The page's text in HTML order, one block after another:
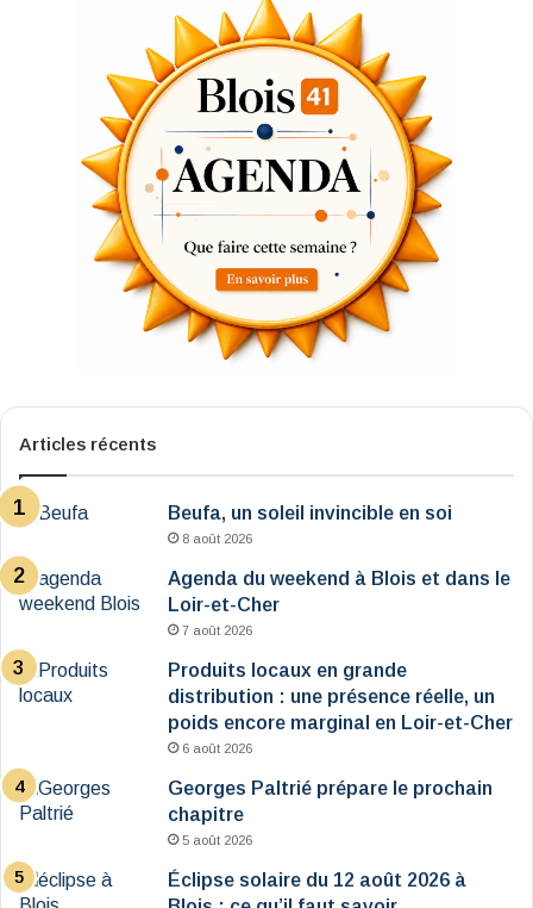
Articles récents
Beufa, un soleil invincible en soi
8 août 2026
Agenda du weekend à Blois et dans le
Loir-et-Cher
7 août 2026
Produits locaux en grande
distribution : une présence réelle, un
poids encore marginal en Loir-et-Cher
6 août 2026
Georges Paltrié prépare le prochain
chapitre
5 août 2026
Éclipse solaire du 12 août 2026 à